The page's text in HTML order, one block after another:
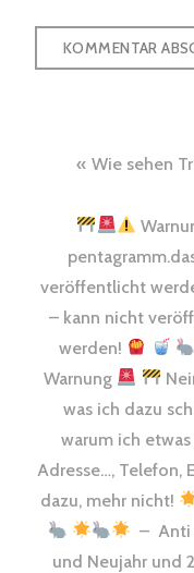
Beitrags-
Navigation
Wie sehen
veröffentlicht
– kann nicht
werden!
Warnung
was ich dazu
warum ich
Adresse…, Telefon,
dazu, mehr nicht!
– Anti
und Neujahr und